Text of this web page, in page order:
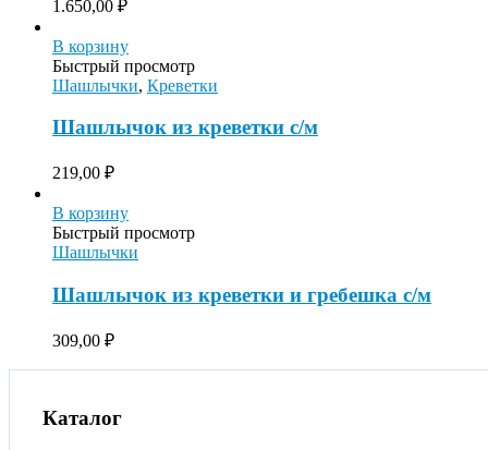
1.650,00 ₽
В корзину
Быстрый просмотр
Шашлычки, Креветки
Шашлычок из креветки с/м
219,00 ₽
В корзину
Быстрый просмотр
Шашлычки
Шашлычок из креветки и гребешка с/м
309,00 ₽
Каталог